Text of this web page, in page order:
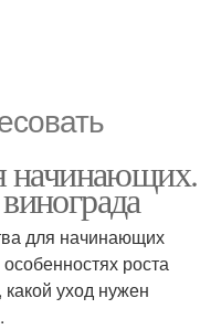
начинающих.
для начинающих
роста
уход нужен